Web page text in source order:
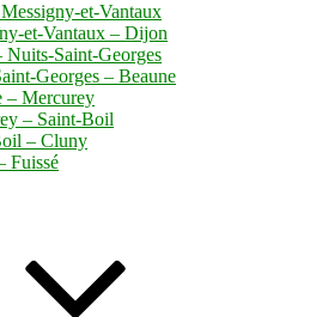
et-Vantaux
et-Vantaux – Dijon
Saint-Georges
Georges – Beaune
– Mercurey
– Saint-Boil
– Cluny
Fuissé